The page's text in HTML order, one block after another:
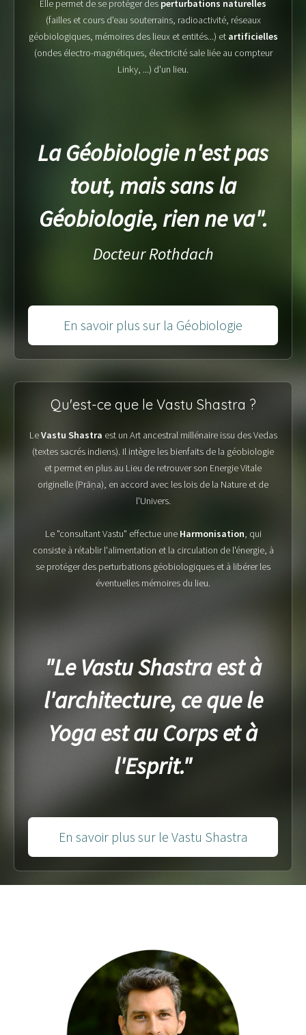
Elle permet de se protéger des perturbations naturelles
(failles et cours d'eau souterrains, radioactivité, réseaux
géobiologiques, mémoires des lieux et entités...) et artificielles
(ondes électro-magnétiques, électricité sale liée au compteur
Linky, ...) d'un lieu.
La Géobiologie n'est pas
tout, mais sans la
Géobiologie, rien ne va".
Docteur Rothdach
En savoir plus sur la Géobiologie
Qu'est-ce que le Vastu Shastra ?
LeVastu Shastra est un Art ancestral millénaire issu des Vedas
(textes sacrés indiens). Il intègre les bienfaits de la géobiologie
et permet en plus au Lieu de retrouver son Energie Vitale
originelle (Prāṇa), en accord avec les lois de la Nature et de
l'Univers.
Le "consultant Vastu" effectue une Harmonisation, qui
consiste à rétablir l'alimentation et la circulation de l'énergie, à
se protéger des perturbations géobiologiques et à libérer les
éventuelles mémoires du lieu.
"Le Vastu Shastra est à
l'architecture, ce que le
Yoga est au Corps et à
l'Esprit."
En savoir plus sur le Vastu Shastra